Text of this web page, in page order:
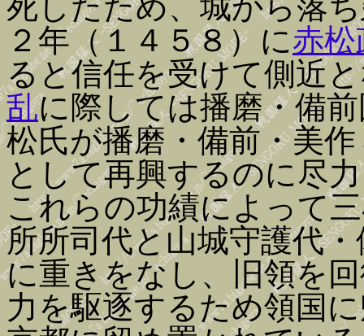
２年（１４５８）に赤
ると信任を受けて側近
乱に際しては播磨・備
松氏が播磨・備前・美
として再興するのに尽
これらの功績によって
所所司代と山城守護代
に重きをなし、旧領を
力を駆逐するため領国